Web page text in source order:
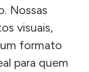
Nossas
visuais,
formato
para quem